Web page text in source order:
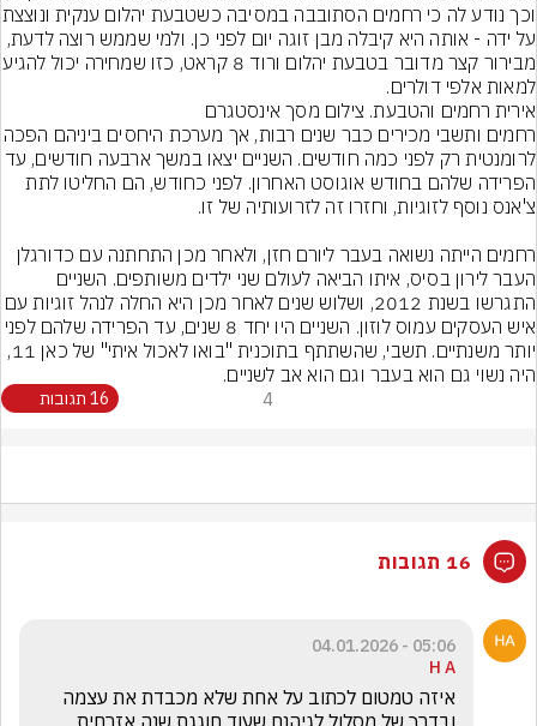
מבירור קצר מדובר בטבעת
למאות אלפי דולרים.
אירית רחמים והטבעת. צילום מסך אינסטגרם
הפרידה שלהם בחודש אוגוסט האחרון. לפני כחודש, הם החליטו לתת
היה נשוי גם הוא בעבר וגם הוא אב לשניים.
4 16 תגובות
16 תגובות
05:06 - 04.01.2026
H A